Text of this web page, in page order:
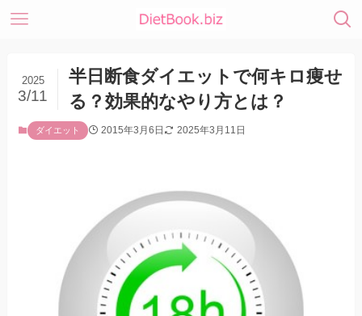
半日断食ダイエットで何キロ痩せ
る？効果的なやり方とは？
2025
3/11
ダイエット 2015年3月6日 2025年3月11日